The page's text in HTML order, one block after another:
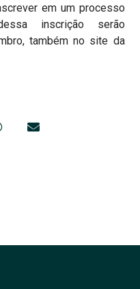
em um processo
inscrição serão
também no site da